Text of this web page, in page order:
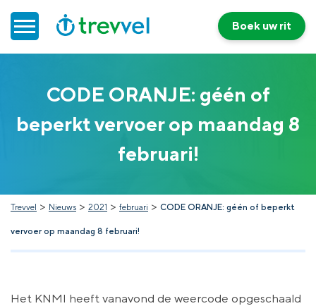
Doelgroepenvervoer
Nieuws
Contact
Boek uw rit
CODE ORANJE: géén of
beperkt vervoer op maandag 8
februari!
Trevvel > Nieuws > 2021 > februari > CODE ORANJE: géén of beperkt
vervoer op maandag 8 februari!
Het KNMI heeft vanavond de weercode opgeschaald